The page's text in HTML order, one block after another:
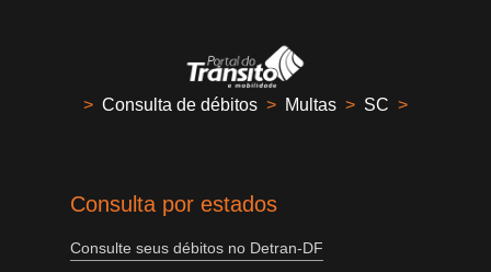
> Consulta de débitos > Multas > SC >
Consulta por estados
Consulte seus débitos no Detran-DF